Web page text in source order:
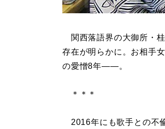
関西落語界の大御所・
存在が明らかに。お相手
の愛憎8年――。
＊＊＊
2016年にも歌手との不